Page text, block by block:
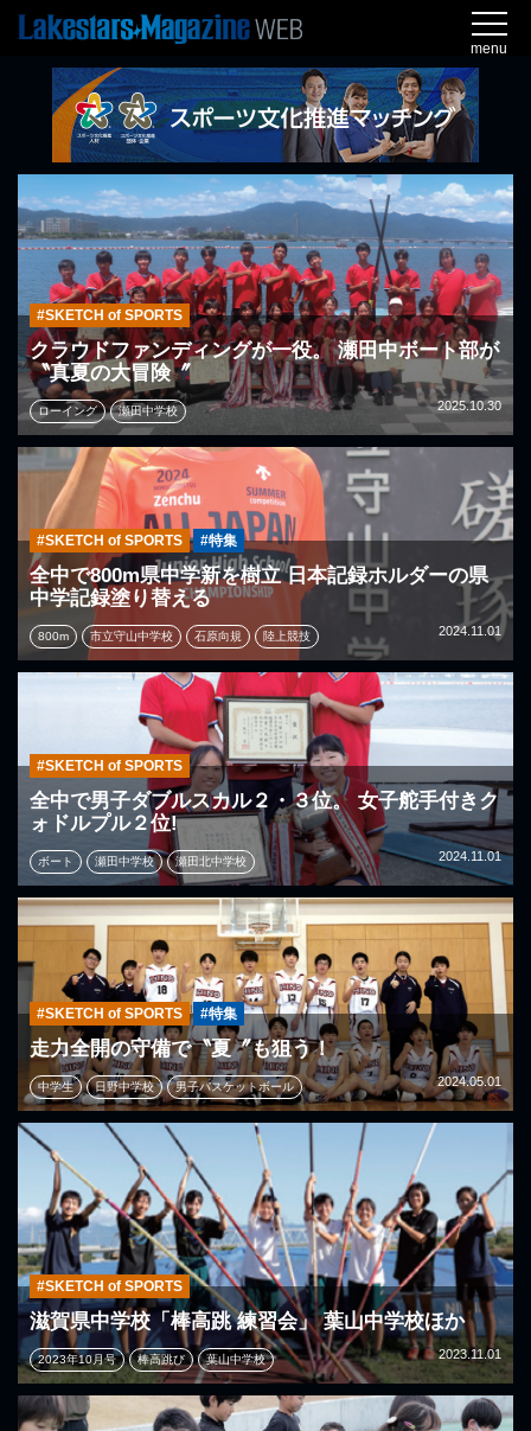
menu
#SKETCH of SPORTS
クラウドファンディングが一役。 瀬田中ボート部が
〝真夏の大冒険〞
2025.10.30
ローイング 瀬田中学校
#SKETCH of SPORTS #特集
全中で800m県中学新を樹立 日本記録ホルダーの県
中学記録塗り替える
2024.11.01
800m 市立守山中学校 石原向規 陸上競技
#SKETCH of SPORTS
全中で男子ダブルスカル２・３位。 女子舵手付きク
ォドルプル２位!
2024.11.01
ボート 瀬田中学校 瀬田北中学校
#SKETCH of SPORTS #特集
走力全開の守備で〝夏〞も狙う！
2024.05.01
中学生 日野中学校 男子バスケットボール
#SKETCH of SPORTS
滋賀県中学校「棒高跳 練習会」 葉山中学校ほか
2023.11.01
2023年10月号 棒高跳び 葉山中学校